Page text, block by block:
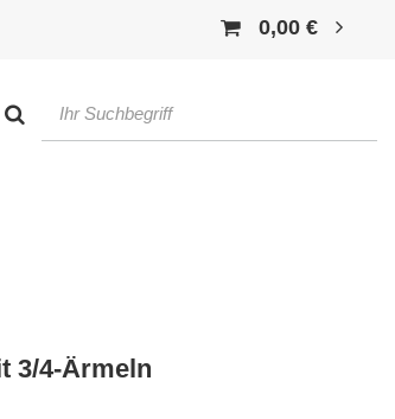
0,00 €
3/4-Ärmeln